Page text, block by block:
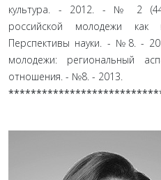
культура. - 2012. - № 2
российской молодежи как
Перспективы науки. - №8. -
молодежи: региональный
отношения. - №8. - 2013.